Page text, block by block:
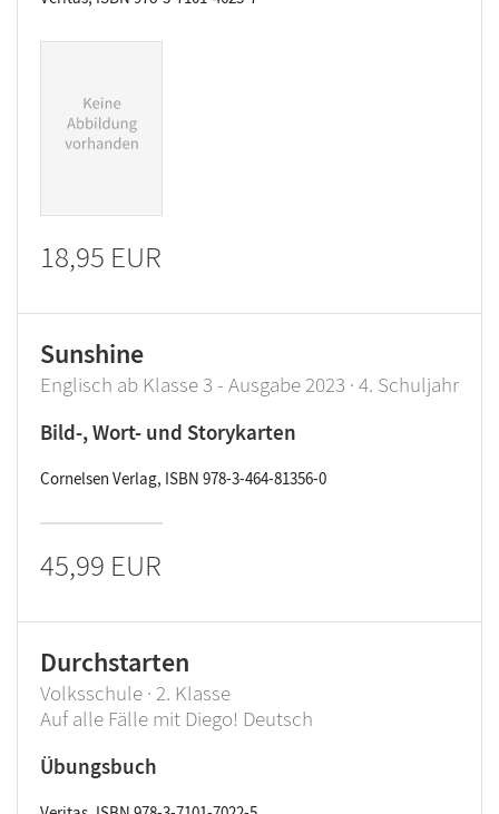
18,95 EUR
Sunshine
Englisch ab Klasse 3 - Ausgabe 2023 · 4. Schuljahr
Bild-, Wort- und Storykarten
Cornelsen Verlag, ISBN 978-3-464-81356-0
45,99 EUR
Durchstarten
Volksschule · 2. Klasse
Auf alle Fälle mit Diego! Deutsch
Übungsbuch